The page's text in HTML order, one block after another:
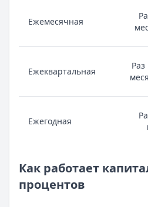
Ежемесячная
Ежеквартальная
Раз
Ежегодная
Как работает
процентов